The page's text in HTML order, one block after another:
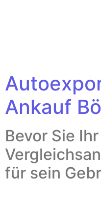
Ankauf
Bevor Sie
für sein